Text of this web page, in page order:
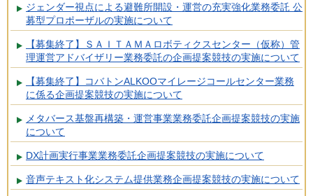
ジェンダー視点による避難所開設・運営の充実強化業務委託 公
募型プロポーザルの実施について
【募集終了】ＳＡＩＴＡＭＡロボティクスセンター（仮称）管
理運営アドバイザリー業務委託の企画提案競技の実施について
【募集終了】コバトンALKOOマイレージコールセンター業務
に係る企画提案競技の実施について
メタバース基盤再構築・運営事業業務委託企画提案競技の実施
について
DX計画実行事業業務委託企画提案競技の実施について
音声テキスト化システム提供業務企画提案競技の実施について